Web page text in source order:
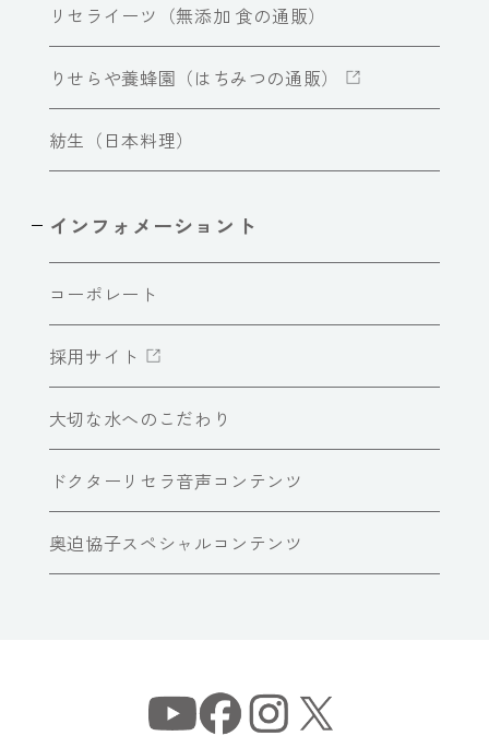
リセライーツ（無添加 食の通販）
りせらや養蜂園（はちみつの通販）
紡生（日本料理）
インフォメーショント
コーポレート
採用サイト
大切な水へのこだわり
ドクターリセラ音声コンテンツ
奥迫協子スペシャルコンテンツ